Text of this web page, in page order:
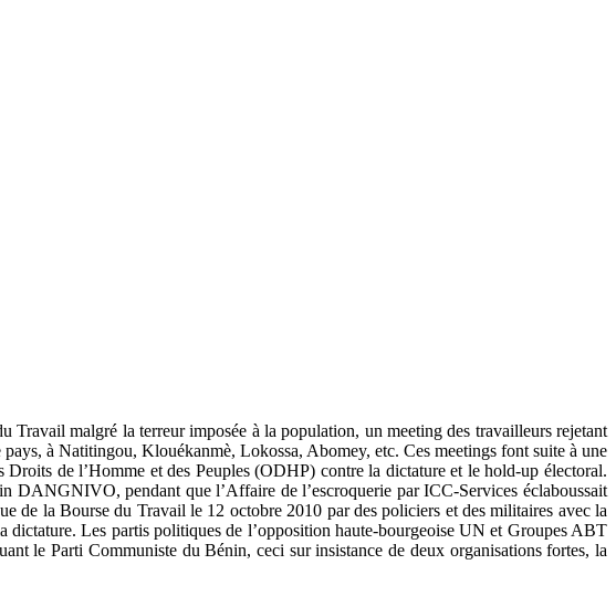
malgré la terreur imposée à la population, un meeting des travailleurs rejetant
à Natitingou, Klouékanmè, Lokossa, Abomey, etc. Ces meetings font suite à une
Droits de l’Homme et des Peuples (ODHP) contre la dictature et le hold-up électoral.
DANGNIVO, pendant que l’Affaire de l’escroquerie par ICC-Services éclaboussait
de la Bourse du Travail le 12 octobre 2010 par des policiers et des militaires avec la
Les partis politiques de l’opposition haute-bourgeoise UN et Groupes ABT
le Parti Communiste du Bénin, ceci sur insistance de deux organisations fortes, la